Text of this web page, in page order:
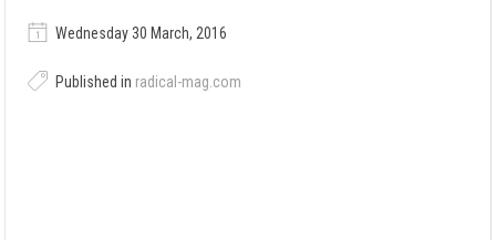
Wednesday 30 March, 2016
Published in radical-mag.com